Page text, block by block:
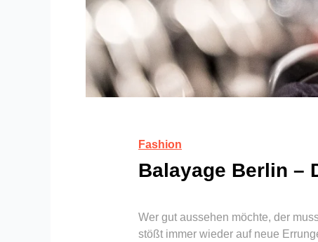
Fashion
Balayage Berlin –
Wer gut aussehen möchte, der
stößt immer wieder auf neue